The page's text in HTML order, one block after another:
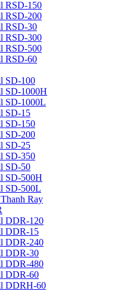
RSD-150
RSD-200
RSD-30
RSD-300
RSD-500
RSD-60
SD-100
SD-1000H
SD-1000L
SD-15
SD-150
SD-200
SD-25
SD-350
SD-50
SD-500H
SD-500L
Ray
DDR-120
DDR-15
DDR-240
DDR-30
DDR-480
DDR-60
DDRH-60